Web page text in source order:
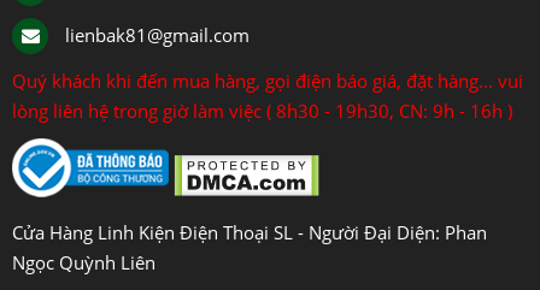
lienbak81@gmail.com
Quý khách khi đến mua hàng, gọi điện báo giá, đặt hàng... vui
lòng liên hệ trong giờ làm việc ( 8h30 - 19h30, CN: 9h - 16h )
Cửa Hàng Linh Kiện Điện Thoại SL - Người Đại Diện: Phan
Ngọc Quỳnh Liên